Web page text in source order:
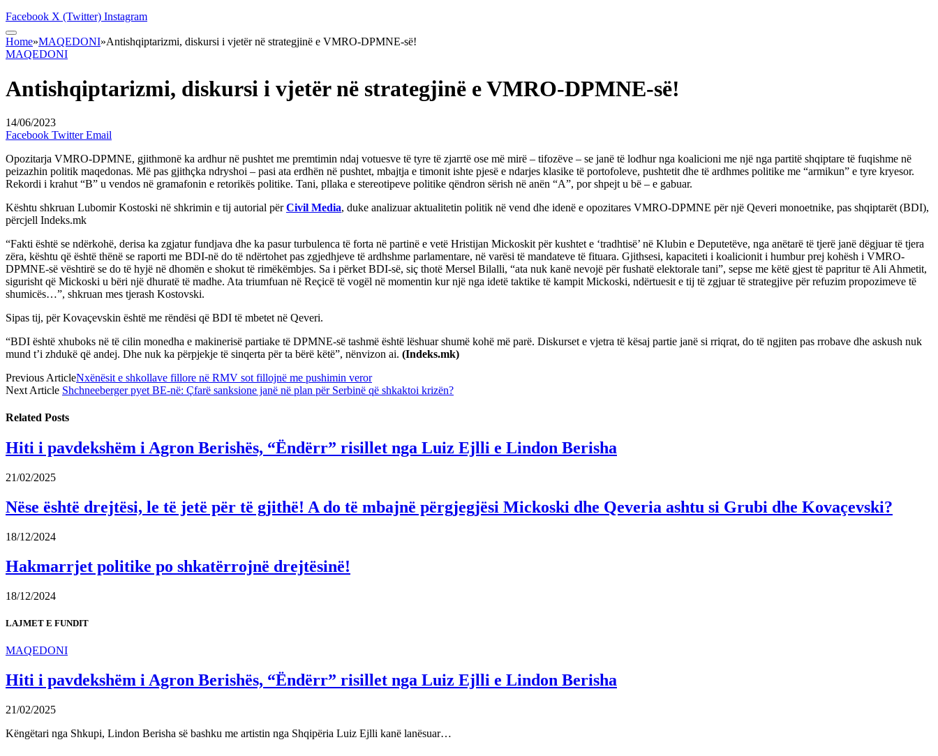
Facebook X (Twitter) Instagram
Home»MAQEDONI»Antishqiptarizmi, diskursi i vjetër në strategjinë e VMRO-DPMNE-së!
MAQEDONI
Antishqiptarizmi, diskursi i vjetër në strategjinë e VMRO-DPMNE-së!
14/06/2023
Facebook Twitter Email
Opozitarja VMRO-DPMNE, gjithmonë ka ardhur në pushtet me premtimin ndaj votuesve të tyre të zjarrtë ose më mirë – tifozëve – se janë të lodhur nga koalicioni me një nga partitë shqiptare të fuqishme në
peizazhin politik maqedonas. Më pas gjithçka ndryshoi – pasi ata erdhën në pushtet, mbajtja e timonit ishte pjesë e ndarjes klasike të portofoleve, pushtetit dhe të ardhmes politike me “armikun” e tyre kryesor.
Rekordi i krahut “B” u vendos në gramafonin e retorikës politike. Tani, pllaka e stereotipeve politike qëndron sërish në anën “A”, por shpejt u bë – e gabuar.
Kështu shkruan Lubomir Kostoski në shkrimin e tij autorial përCivil Media, duke analizuar aktualitetin politik në vend dhe idenë e opozitares VMRO-DPMNE për një Qeveri monoetnike, pas shqiptarët (BDI),
përcjell Indeks.mk
“Fakti është se ndërkohë, derisa ka zgjatur fundjava dhe ka pasur turbulenca të forta në partinë e vetë Hristijan Mickoskit për kushtet e ‘tradhtisë’ në Klubin e Deputetëve, nga anëtarë të tjerë janë dëgjuar të tjera
zëra, kështu që është thënë se raporti me BDI-në do të ndërtohet pas zgjedhjeve të ardhshme parlamentare, në varësi të mandateve të fituara. Gjithsesi, kapaciteti i koalicionit i humbur prej kohësh i VMRO-
DPMNE-së vështirë se do të hyjë në dhomën e shokut të rimëkëmbjes. Sa i përket BDI-së, siç thotë Mersel Bilalli, “ata nuk kanë nevojë për fushatë elektorale tani”, sepse me këtë gjest të papritur të Ali Ahmetit,
sigurisht që Mickoski u bëri një dhuratë të madhe. Ata triumfuan në Reçicë të vogël në momentin kur një nga idetë taktike të kampit Mickoski, ndërtuesit e tij të zgjuar të strategjive për refuzim propozimeve të
shumicës…”, shkruan mes tjerash Kostovski.
Sipas tij, për Kovaçevskin është me rëndësi që BDI të mbetet në Qeveri.
“BDI është xhuboks në të cilin monedha e makinerisë partiake të DPMNE-së tashmë është lëshuar shumë kohë më parë. Diskurset e vjetra të kësaj partie janë si rriqrat, do të ngjiten pas rrobave dhe askush nuk
mund t’i zhdukë që andej. Dhe nuk ka përpjekje të sinqerta për ta bërë këtë”, nënvizon ai. (Indeks.mk)
Previous ArticleNxënësit e shkollave fillore në RMV sot fillojnë me pushimin veror
Next Article Shchneeberger pyet BE-në: Çfarë sanksione janë në plan për Serbinë që shkaktoi krizën?
Related Posts
Hiti i pavdekshëm i Agron Berishës, “Ëndërr” risillet nga Luiz Ejlli e Lindon Berisha
21/02/2025
Nëse është drejtësi, le të jetë për të gjithë! A do të mbajnë përgjegjësi Mickoski dhe Qeveria ashtu si Grubi dhe Kovaçevski?
18/12/2024
Hakmarrjet politike po shkatërrojnë drejtësinë!
18/12/2024
LAJMET E FUNDIT
MAQEDONI
Hiti i pavdekshëm i Agron Berishës, “Ëndërr” risillet nga Luiz Ejlli e Lindon Berisha
21/02/2025
Këngëtari nga Shkupi, Lindon Berisha së bashku me artistin nga Shqipëria Luiz Ejlli kanë lanësuar…